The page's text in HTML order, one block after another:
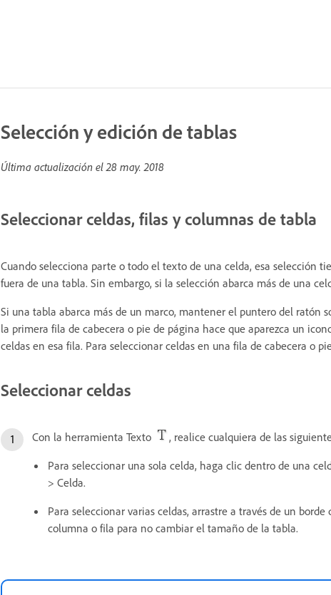
Selección y edición de tablas
Última actualización el28 may. 2018
Seleccionar celdas, filas y columnas de tabla
Cuando selecciona parte o todo el texto de una celda, esa selección
fuera de una tabla. Sin embargo, si la selección abarca más de una
Si una tabla abarca más de un marco, mantener el puntero del ratón
la primera fila de cabecera o pie de página hace que aparezca un
celdas en esa fila. Para seleccionar celdas en una fila de cabecera o
Seleccionar celdas
Con la herramienta Texto
, realice cualquiera de las
Para seleccionar una sola celda, haga clic dentro de una
> Celda.
Para seleccionar varias celdas, arrastre a través de un
columna o fila para no cambiar el tamaño de la tabla.